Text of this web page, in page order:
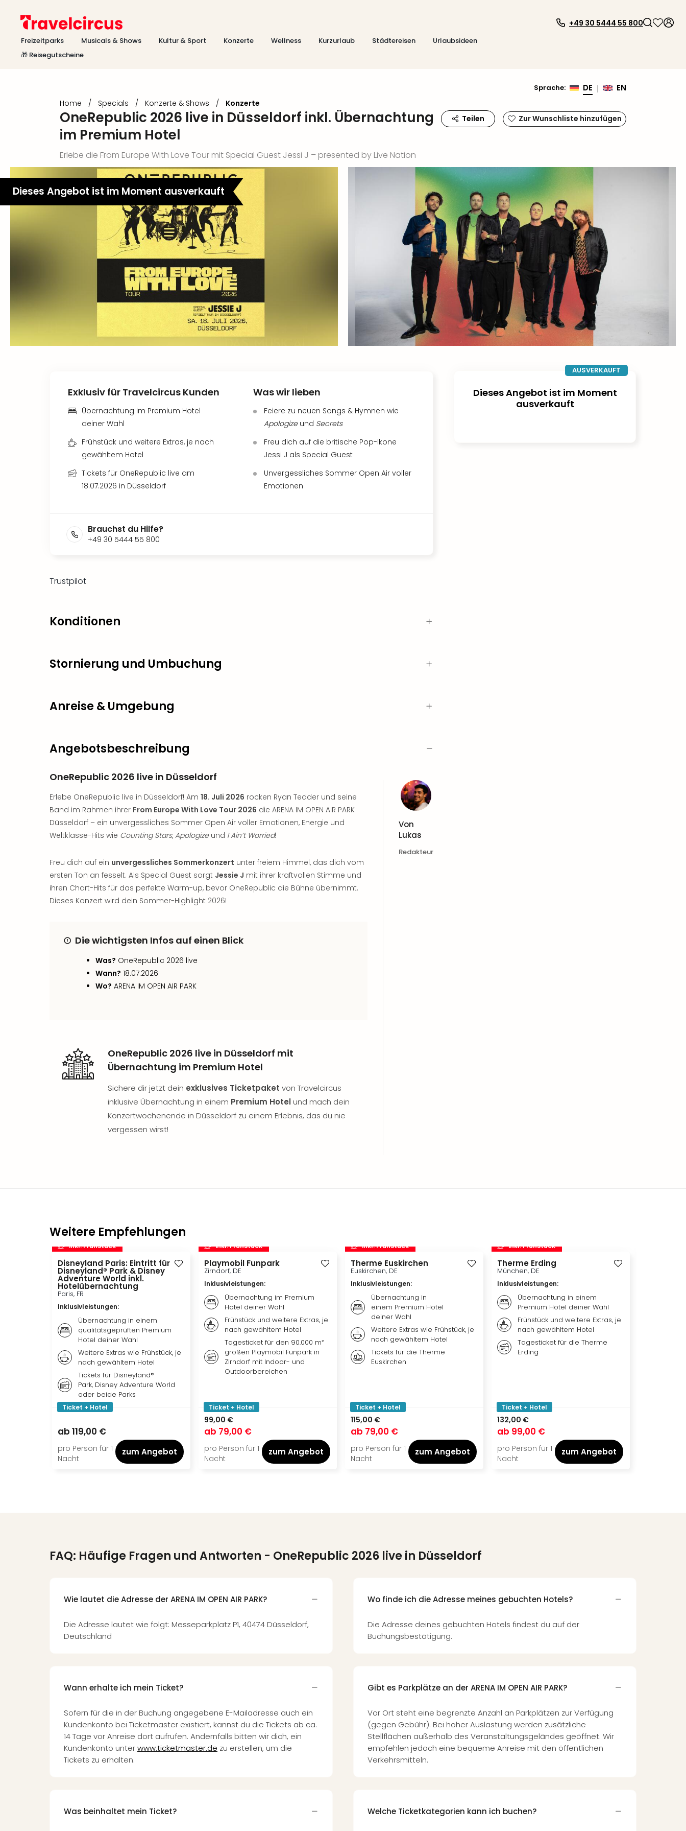
Freizeitparks Musicals & Shows Kultur & Sport Konzerte Wellness Kurzurlaub Städtereisen
Urlaubsideen
🎁 Reisegutscheine
+49 30 5444 55 800
Home / Specials / Konzerte & Shows / Konzerte
Sprache: DE | EN
OneRepublic 2026 live in Düsseldorf inkl. Übernachtung
im Premium Hotel
Teilen Zur Wunschliste hinzufügen
Erlebe die From Europe With Love Tour mit Special Guest Jessi J – presented by Live Nation
Dieses Angebot ist im Moment ausverkauft
AUSVERKAUFT
Dieses Angebot ist im Moment
ausverkauft
Exklusiv für Travelcircus Kunden
Übernachtung im Premium Hotel
deiner Wahl
Frühstück und weitere Extras, je nach
gewähltem Hotel
Tickets für OneRepublic live am
18.07.2026 in Düsseldorf
Was wir lieben
Feiere zu neuen Songs & Hymnen wie
Apologizeund Secrets
Freu dich auf die britische Pop-Ikone
Jessi J als Special Guest
Unvergessliches Sommer Open Air voller
Emotionen
Brauchst du Hilfe?
+49 30 5444 55 800
Trustpilot
Konditionen
Stornierung und Umbuchung
Anreise & Umgebung
Angebotsbeschreibung
OneRepublic 2026 live in Düsseldorf
Erlebe OneRepublic live in Düsseldorf! Am 18. Juli 2026 rocken Ryan Tedder und seine
Band im Rahmen ihrer From Europe With Love Tour 2026 die ARENA IM OPEN AIR PARK
Düsseldorf – ein unvergessliches Sommer Open Air voller Emotionen, Energie und
Weltklasse-Hits wie Counting Stars, Apologizeund I Ain’t Worried!
Freu dich auf ein unvergessliches Sommerkonzert unter freiem Himmel, das dich vom
ersten Ton an fesselt. Als Special Guest sorgt Jessie J mit ihrer kraftvollen Stimme und
ihren Chart-Hits für das perfekte Warm-up, bevor OneRepublic die Bühne übernimmt.
Dieses Konzert wird dein Sommer-Highlight 2026!
Die wichtigsten Infos auf einen Blick
Was? OneRepublic 2026 live
Wann? 18.07.2026
Wo? ARENA IM OPEN AIR PARK
OneRepublic 2026 live in Düsseldorf mit
Übernachtung im Premium Hotel
Sichere dir jetzt dein exklusives Ticketpaket von Travelcircus
inklusive Übernachtung in einem Premium Hotelund mach dein
Konzertwochenende in Düsseldorf zu einem Erlebnis, das du nie
vergessen wirst!
Von
Lukas
Redakteur
Weitere Empfehlungen
inkl. Frühstück
Disneyland Paris: Eintritt für
Disneyland® Park & Disney
Adventure World inkl.
Hotelübernachtung
Paris, FR
Inklusivleistungen:
Übernachtung in einem
qualitätsgeprüften Premium
Hotel deiner Wahl
Weitere Extras wie Frühstück, je
nach gewähltem Hotel
Tickets für Disneyland®
Park, Disney Adventure World
oder beide Parks
Ticket + Hotel
ab 119,00 €
pro Person für 1
Nacht
zum Angebot
inkl. Frühstück
Playmobil Funpark
Zirndorf, DE
Inklusivleistungen:
Übernachtung im Premium
Hotel deiner Wahl
Frühstück und weitere Extras, je
nach gewähltem Hotel
Tagesticket für den 90.000 m²
großen Playmobil Funpark in
Zirndorf mit Indoor- und
Outdoorbereichen
Ticket + Hotel
99,00 €
ab 79,00 €
pro Person für 1
Nacht
zum Angebot
inkl. Frühstück
Therme Euskirchen
Euskirchen, DE
Inklusivleistungen:
Übernachtung in
einem Premium Hotel
deiner Wahl
Weitere Extras wie Frühstück, je
nach gewähltem Hotel
Tickets für die Therme
Euskirchen
Ticket + Hotel
115,00 €
ab 79,00 €
pro Person für 1
Nacht
zum Angebot
inkl. Frühstück
Therme Erding
München, DE
Inklusivleistungen:
Übernachtung in einem
Premium Hotel deiner Wahl
Frühstück und weitere Extras, je
nach gewähltem Hotel
Tagesticket für die Therme
Erding
Ticket + Hotel
132,00 €
ab 99,00 €
pro Person für 1
Nacht
zum Angebot
FAQ: Häufige Fragen und Antworten - OneRepublic 2026 live in Düsseldorf
Wie lautet die Adresse der ARENA IM OPEN AIR PARK?
Die Adresse lautet wie folgt: Messeparkplatz P1, 40474 Düsseldorf,
Deutschland
Wann erhalte ich mein Ticket?
Sofern für die in der Buchung angegebene E-Mailadresse auch ein
Kundenkonto bei Ticketmaster existiert, kannst du die Tickets ab ca.
14 Tage vor Anreise dort aufrufen. Andernfalls bitten wir dich, ein
Kundenkonto unterwww.ticketmaster.de zu erstellen, um die
Tickets zu erhalten.
Was beinhaltet mein Ticket?
Wo finde ich die Adresse meines gebuchten Hotels?
Die Adresse deines gebuchten Hotels findest du auf der
Buchungsbestätigung.
Gibt es Parkplätze an der ARENA IM OPEN AIR PARK?
Vor Ort steht eine begrenzte Anzahl an Parkplätzen zur Verfügung
(gegen Gebühr). Bei hoher Auslastung werden zusätzliche
Stellflächen außerhalb des Veranstaltungsgeländes geöffnet. Wir
empfehlen jedoch eine bequeme Anreise mit den öffentlichen
Verkehrsmitteln.
Welche Ticketkategorien kann ich buchen?